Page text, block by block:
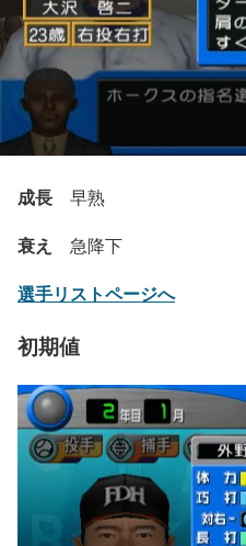
成長 早熟
衰え 急降下
選手リストページへ
初期値